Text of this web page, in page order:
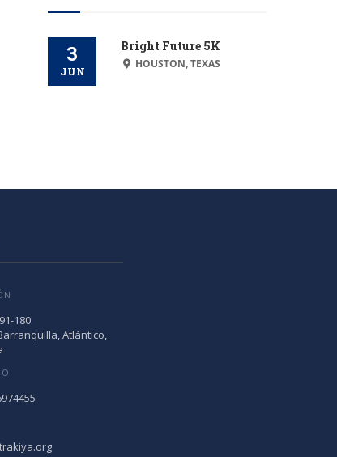
3
JUN
Bright Future 5K
HOUSTON, TEXAS
180
Atlántico,